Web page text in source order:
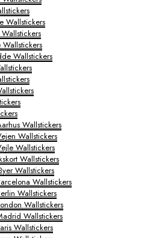
Wallstickers
Wallstickers
Wallstickers
Wallstickers
Wallstickers
Wallstickers
Wallstickers
Wallstickers
Wallstickers
Wallstickers
Wallstickers
Wallstickers
Wallstickers